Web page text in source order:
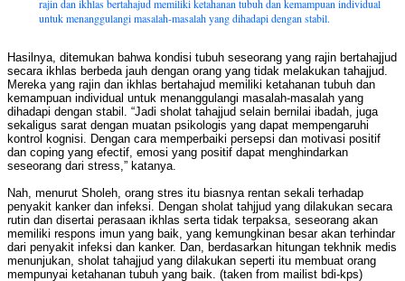
rajin dan ikhlas bertahajud memiliki ketahanan tubuh dan kemampuan individual
untuk menanggulangi masalah-masalah yang dihadapi dengan stabil.
Hasilnya, ditemukan bahwa kondisi tubuh seseorang yang rajin bertahajjud
secara ikhlas berbeda jauh dengan orang yang tidak melakukan tahajjud.
Mereka yang rajin dan ikhlas bertahajud memiliki ketahanan tubuh dan
kemampuan individual untuk menanggulangi masalah-masalah yang
dihadapi dengan stabil. “Jadi sholat tahajjud selain bernilai ibadah, juga
sekaligus sarat dengan muatan psikologis yang dapat mempengaruhi
kontrol kognisi. Dengan cara memperbaiki persepsi dan motivasi positif
dan coping yang efectif, emosi yang positif dapat menghindarkan
seseorang dari stress,” katanya.
Nah, menurut Sholeh, orang stres itu biasnya rentan sekali terhadap
penyakit kanker dan infeksi. Dengan sholat tahjjud yang dilakukan secara
rutin dan disertai perasaan ikhlas serta tidak terpaksa, seseorang akan
memiliki respons imun yang baik, yang kemungkinan besar akan terhindar
dari penyakit infeksi dan kanker. Dan, berdasarkan hitungan tekhnik medis
menunjukan, sholat tahajjud yang dilakukan seperti itu membuat orang
mempunyai ketahanan tubuh yang baik. (taken from mailist bdi-kps)